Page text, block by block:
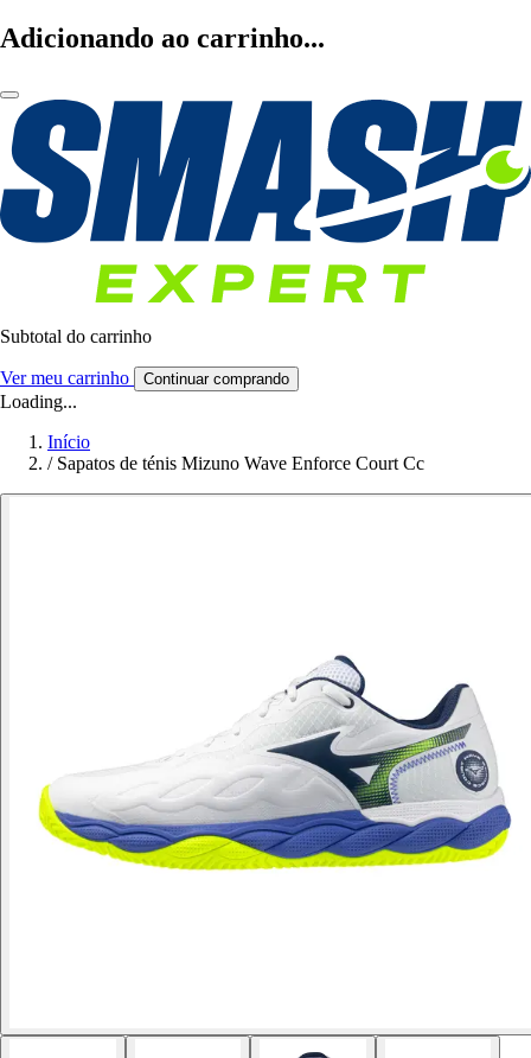
Adicionando ao carrinho...
Subtotal do carrinho
Ver meu carrinho Continuar comprando
Loading...
Início
/ Sapatos de ténis Mizuno Wave Enforce Court Cc